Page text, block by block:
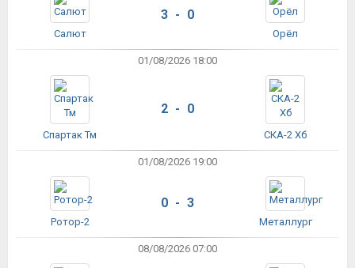
Салют
3 - 0
Орёл
01/08/2026 18:00
Спартак Тм
2 - 0
СКА-2 Хб
01/08/2026 19:00
Ротор-2
0 - 3
Металлург
08/08/2026 07:00